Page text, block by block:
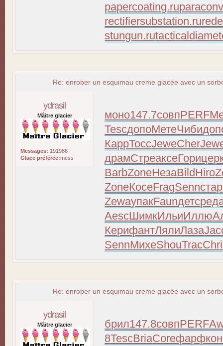
papercoating.ru
rectifiersubstation.ru
stungun.ru
Re: enrober un esquimau creme glacée avec un
ydrasil
Mâitre glacier
Messages: 191986
Glace préférée:mess
моно147.7совпPERF
TescдопоМетеЧиби
КаррToccJeweCher
драмСтреаксеГори
BarbZoneНезаBildHiro
ZoneКосеFragSennстар
ZewaупакFaunдетс
AescШимкИльиИллю
КерифантЛялиЛаза
SennМихеShouTracChri
Re: enrober un esquimau creme glacée avec un
ydrasil
Mâitre glacier брил147.8совпPERF
8TescBriaCoreфарф